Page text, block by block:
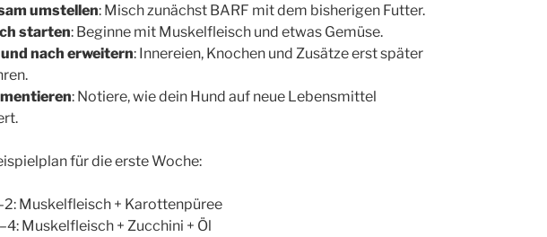
umstellen: Misch zunächst BARF mit dem bisherigen Futter.
starten: Beginne mit Muskelfleisch und etwas Gemüse.
nach erweitern: Innereien, Knochen und Zusätze erst später
: Notiere, wie dein Hund auf neue Lebensmittel
für die erste Woche:
Muskelfleisch + Karottenpüree
Muskelfleisch + Zucchini + Öl